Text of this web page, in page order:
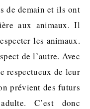
de demain et ils ont
aux animaux. Il
les animaux.
de l’autre. Avec
respectueux de leur
prévient des futurs
C’est donc